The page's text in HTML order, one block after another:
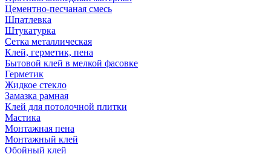
Цементно-песчаная смесь
Шпатлевка
Штукатурка
Сетка металлическая
Клей, герметик, пена
Бытовой клей в мелкой фасовке
Герметик
Жидкое стекло
Замазка рамная
Клей для потолочной плитки
Мастика
Монтажная пена
Монтажный клей
Обойный клей